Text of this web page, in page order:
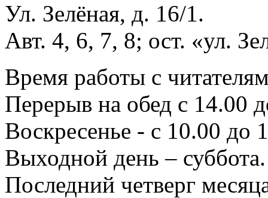
Ул. Зелёная, д. 16/1.
Авт. 4, 6, 7, 8; ост. «ул.
Время работы с
Перерыв на обед с 14.00
Воскресенье - с 10.00 до
Выходной день – суббота.
Последний четверг